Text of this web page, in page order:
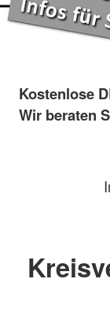
Kostenlose
Wir beraten